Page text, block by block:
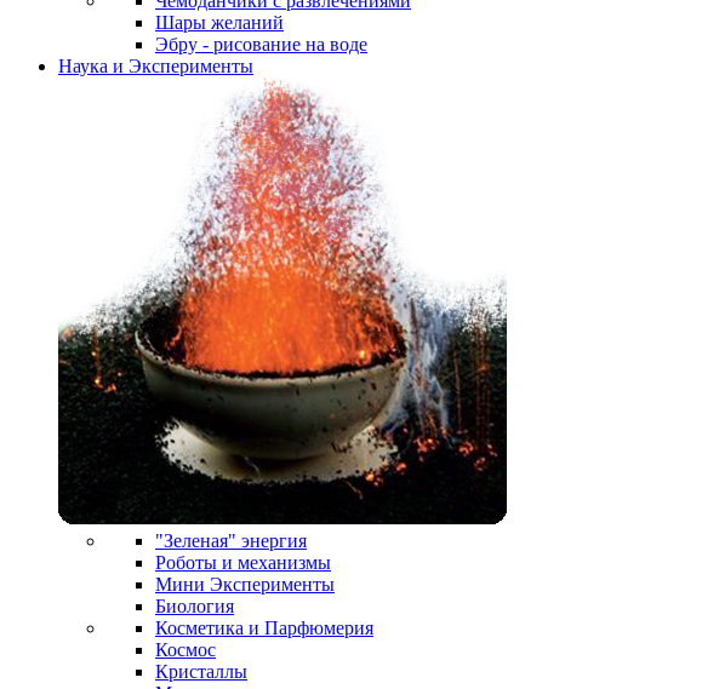
Шары желаний
Эбру - рисование на воде
Наука и Эксперименты
"Зеленая" энергия
Роботы и механизмы
Мини Эксперименты
Биология
Косметика и Парфюмерия
Космос
Кристаллы